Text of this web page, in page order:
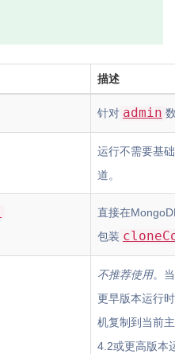
描述
针对 admin
运行不需要基
道。
直接在
包装
不推荐使用。
更早版本运行
机复制到当前
4.2或更高版本